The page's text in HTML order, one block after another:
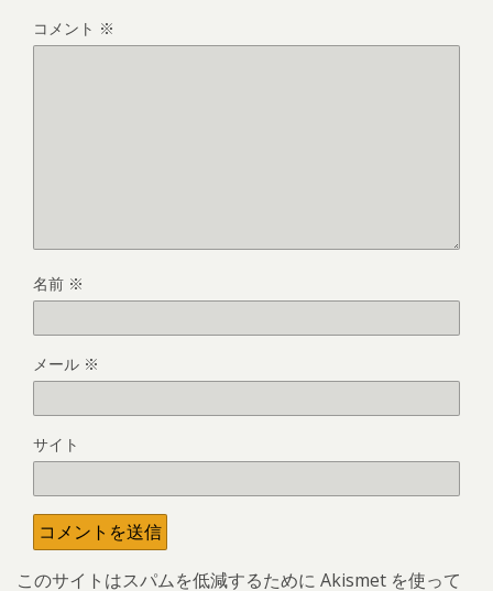
コメント ※
名前 ※
メール ※
サイト
このサイトはスパムを低減するために Akismet を使って